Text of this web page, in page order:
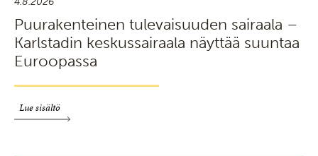
Puurakenteinen tulevaisuuden sairaala –
Karlstadin keskussairaala näyttää suuntaa
Euroopassa
Lue sisältö